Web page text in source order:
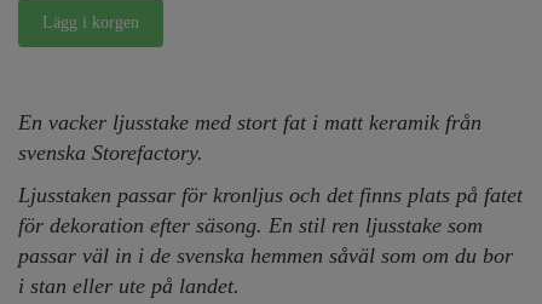
En vacker ljusstake med stort fat i matt keramik från
svenska Storefactory.
Ljusstaken passar för kronljus och det finns plats på fatet
för dekoration efter säsong. En stil ren ljusstake som
passar väl in i de svenska hemmen såväl som om du bor
i stan eller ute på landet.